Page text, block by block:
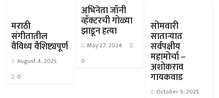
मराठी
संगीतातील
वैविध्य वैशिष्ट्यपूर्ण
August 4, 2025
0
अभिनेता जॉनी
व्हॅक्टरची गोळ्या
झाडून हत्या
May 27, 2024
0
सोमवारी
साताऱ्यात
सर्वपक्षीय
महामोर्चा –
अशोकराव
गायकवाड
October 9, 2025